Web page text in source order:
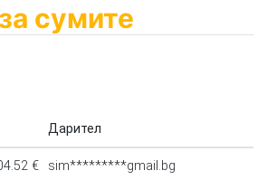
сумите
Дарител
€ sim*********gmail.bg